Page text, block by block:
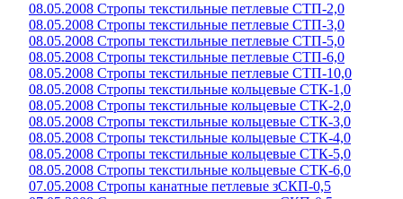
08.05.2008 Стропы текстильные петлевые СТП-2,0
08.05.2008 Стропы текстильные петлевые СТП-3,0
08.05.2008 Стропы текстильные петлевые СТП-5,0
08.05.2008 Стропы текстильные петлевые СТП-6,0
08.05.2008 Стропы текстильные петлевые СТП-10,0
08.05.2008 Стропы текстильные кольцевые СТК-1,0
08.05.2008 Стропы текстильные кольцевые СТК-2,0
08.05.2008 Стропы текстильные кольцевые СТК-3,0
08.05.2008 Стропы текстильные кольцевые СТК-4,0
08.05.2008 Стропы текстильные кольцевые СТК-5,0
08.05.2008 Стропы текстильные кольцевые СТК-6,0
07.05.2008 Стропы канатные петлевые зСКП-0,5